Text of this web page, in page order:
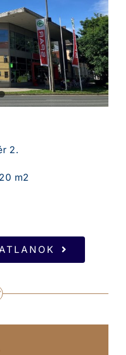
2.
m2